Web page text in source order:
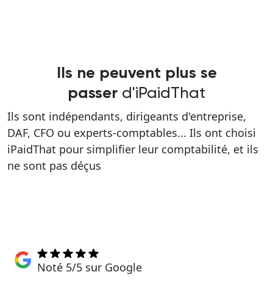
Ils ne peuvent plus se
passer d'iPaidThat
Ils sont indépendants, dirigeants d'entreprise,
DAF, CFO ou experts-comptables... Ils ont choisi
iPaidThat pour simplifier leur comptabilité, et ils
ne sont pas déçus
Noté 5/5 sur Google